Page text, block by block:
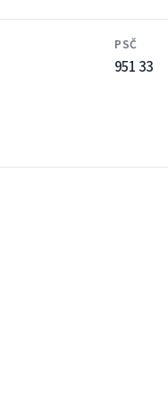
PSČ
951 33